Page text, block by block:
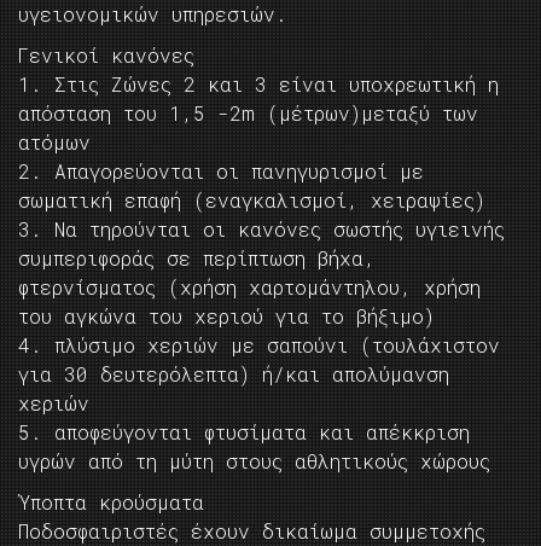
υγειονομικών υπηρεσιών.
Γενικοί κανόνες
1. Στις Ζώνες 2 και 3 είναι υποχρεωτική η
απόσταση του 1,5 -2m (μέτρων)μεταξύ των
ατόμων
2. Απαγορεύονται οι πανηγυρισμοί με
σωματική επαφή (εναγκαλισμοί, χειραψίες)
3. Να τηρούνται οι κανόνες σωστής υγιεινής
συμπεριφοράς σε περίπτωση βήχα,
φτερνίσματος (χρήση χαρτομάντηλου, χρήση
του αγκώνα του χεριού για το βήξιμο)
4. πλύσιμο χεριών με σαπούνι (τουλάχιστον
για 30 δευτερόλεπτα) ή/και απολύμανση
χεριών
5. αποφεύγονται φτυσίματα και απέκκριση
υγρών από τη μύτη στους αθλητικούς χώρους
Ύποπτα κρούσματα
Ποδοσφαιριστές έχουν δικαίωμα συμμετοχής